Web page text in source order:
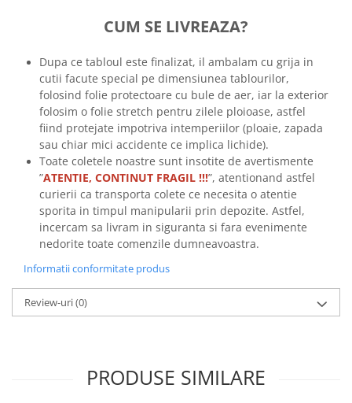
CUM SE LIVREAZA?
Dupa ce tabloul este finalizat, il ambalam cu grija in
cutii facute special pe dimensiunea tablourilor,
folosind folie protectoare cu bule de aer, iar la exterior
folosim o folie stretch pentru zilele ploioase, astfel
fiind protejate impotriva intemperiilor (ploaie, zapada
sau chiar mici accidente ce implica lichide).
Toate coletele noastre sunt insotite de avertismente
”ATENTIE, CONTINUT FRAGIL !!!”, atentionand astfel
curierii ca transporta colete ce necesita o atentie
sporita in timpul manipularii prin depozite. Astfel,
incercam sa livram in siguranta si fara evenimente
nedorite toate comenzile dumneavoastra.
Informatii conformitate produs
Review-uri(0)
PRODUSE SIMILARE